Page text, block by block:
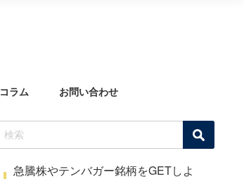
コラム お問い合わせ
急騰株やテンバガー銘柄をGETしよ